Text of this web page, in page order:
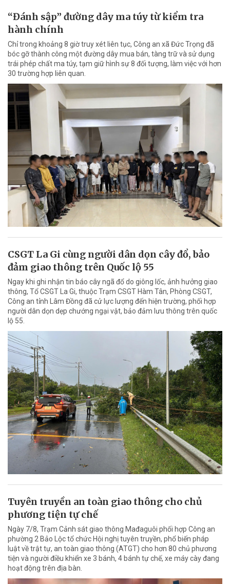
“Đánh sập” đường dây ma túy từ kiểm tra
hành chính
Chỉ trong khoảng 8 giờ truy xét liên tục, Công an xã Đức Trọng đã
bóc gỡ thành công một đường dây mua bán, tàng trữ và sử dụng
trái phép chất ma túy, tạm giữ hình sự 8 đối tượng, làm việc với hơn
30 trường hợp liên quan.
CSGT La Gi cùng người dân dọn cây đổ, bảo
đảm giao thông trên Quốc lộ 55
Ngay khi ghi nhận tin báo cây ngã đổ do giông lốc, ảnh hưởng giao
thông, Tổ CSGT La Gi, thuộc Trạm CSGT Hàm Tân, Phòng CSGT,
Công an tỉnh Lâm Đồng đã cử lực lượng đến hiện trường, phối hợp
người dân dọn dẹp chướng ngại vật, bảo đảm lưu thông trên quốc
lộ 55.
Tuyên truyền an toàn giao thông cho chủ
phương tiện tự chế
Ngày 7/8, Trạm Cảnh sát giao thông Mađaguôi phối hợp Công an
phường 2 Bảo Lộc tổ chức Hội nghị tuyên truyền, phổ biến pháp
luật về trật tự, an toàn giao thông (ATGT) cho hơn 80 chủ phương
tiện và người điều khiển xe 3 bánh, 4 bánh tự chế, xe máy cày đang
hoạt động trên địa bàn.